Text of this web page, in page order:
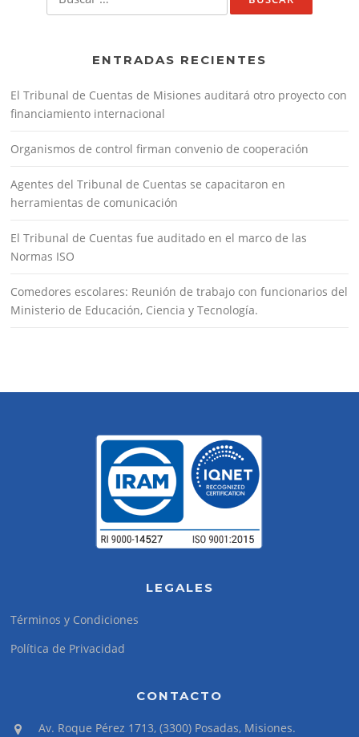
ENTRADAS RECIENTES
El Tribunal de Cuentas de Misiones auditará otro proyecto con
financiamiento internacional
Organismos de control firman convenio de cooperación
Agentes del Tribunal de Cuentas se capacitaron en
herramientas de comunicación
El Tribunal de Cuentas fue auditado en el marco de las
Normas ISO
Comedores escolares: Reunión de trabajo con funcionarios del
Ministerio de Educación, Ciencia y Tecnología.
LEGALES
Términos y Condiciones
Política de Privacidad
CONTACTO
Av. Roque Pérez 1713, (3300) Posadas, Misiones.